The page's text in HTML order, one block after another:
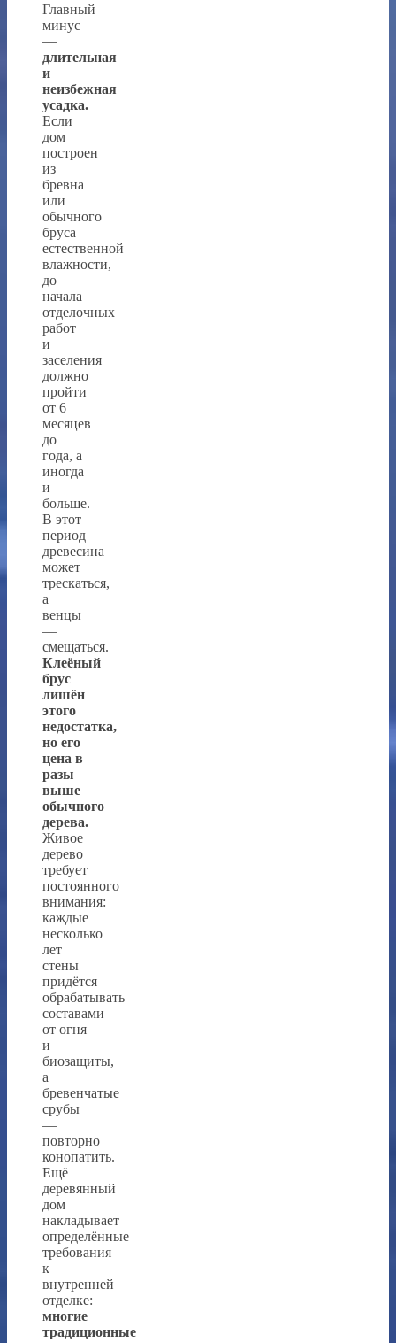
Главный
минус
—
длительная
и
неизбежная
усадка.
Если
дом
построен
из
бревна
или
обычного
бруса
естественной
влажности,
до
начала
отделочных
работ
и
заселения
должно
пройти
от 6
месяцев
до
года, а
иногда
и
больше.
В этот
период
древесина
может
трескаться,
а
венцы
—
смещаться.
Клеёный
брус
лишён
этого
недостатка,
но его
цена в
разы
выше
обычного
дерева.
Живое
дерево
требует
постоянного
внимания:
каждые
несколько
лет
стены
придётся
обрабатывать
составами
от огня
и
биозащиты,
а
бревенчатые
срубы
—
повторно
конопатить.
Ещё
деревянный
дом
накладывает
определённые
требования
к
внутренней
отделке:
многие
традиционные